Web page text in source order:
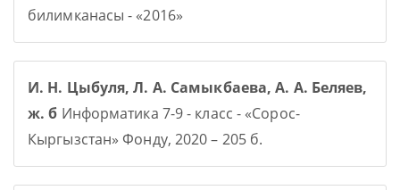
билимканасы - «2016»
И. Н. Цыбуля, Л. А. Самыкбаева, А. А. Беляев,
ж. б Информатика 7-9 - класс - «Сорос-
Кыргызстан» Фонду, 2020 – 205 б.